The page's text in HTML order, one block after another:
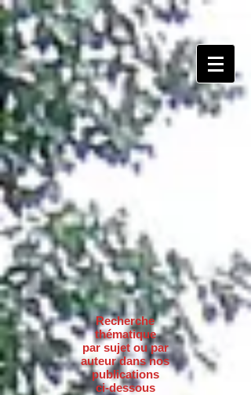
Recherche
thématique
par sujet ou par
auteur dans nos
publications
ci-dessous